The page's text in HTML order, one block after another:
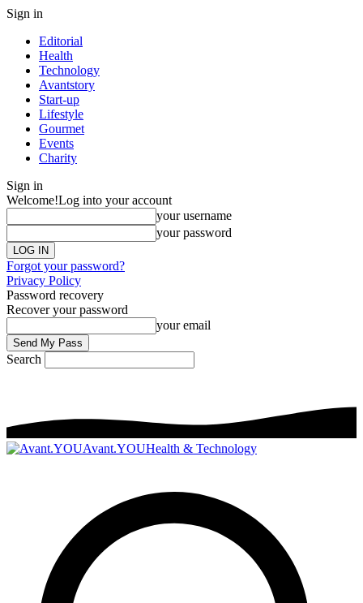
Sign in
Editorial
Health
Technology
Avantstory
Start-up
Lifestyle
Gourmet
Events
Charity
Sign in
Welcome!Log into your account
your username
your password
Forgot your password?
Privacy Policy
Password recovery
Recover your password
your email
Search
Avant.YOUHealth & Technology